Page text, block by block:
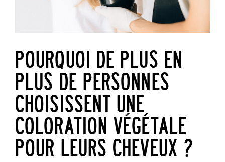
POURQUOI DE PLUS EN
PLUS DE PERSONNES
CHOISISSENT UNE
COLORATION VÉGÉTALE
POUR LEURS CHEVEUX ?